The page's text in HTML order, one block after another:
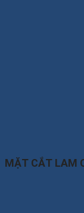
MẶT CẮT LAM